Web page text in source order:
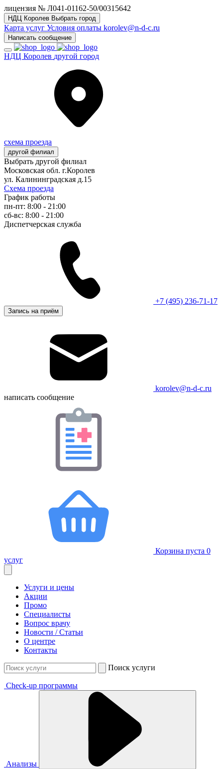
лицензия № Л041-01162-50/00315642
НДЦ Королев Выбрать город
Карта услуг Условия оплаты korolev@n-d-c.ru
Написать сообщение
НДЦ Королев другой город
схема проезда
другой филиал
Выбрать другой филиал
Московская обл. г.Королев
ул. Калининградская д.15
Схема проезда
График работы
пн-пт: 8:00 - 21:00
сб-вс: 8:00 - 21:00
Диспетчерская служба
+7 (495) 236-71-17
Запись на приём
korolev@n-d-c.ru
написать сообщение
Корзина пуста 0
услуг
Услуги и цены
Акции
Промо
Специалисты
Вопрос врачу
Новости / Статьи
О центре
Контакты
Поиск услуги
Check-up программы
Анализы